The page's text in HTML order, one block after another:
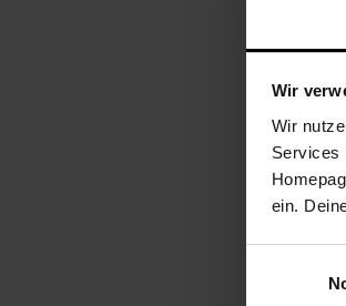
Wir
Wir
Services
ein.
ay-